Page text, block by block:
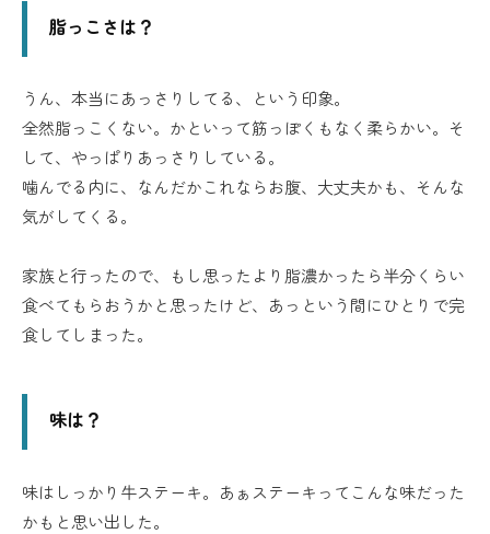
脂っこさは？
うん、本当にあっさりしてる、という印象。
全然脂っこくない。かといって筋っぽくもなく柔らかい。そ
して、やっぱりあっさりしている。
噛んでる内に、なんだかこれならお腹、大丈夫かも、そんな
気がしてくる。
家族と行ったので、もし思ったより脂濃かったら半分くらい
食べてもらおうかと思ったけど、あっという間にひとりで完
食してしまった。
味は？
味はしっかり牛ステーキ。あぁステーキってこんな味だった
かもと思い出した。